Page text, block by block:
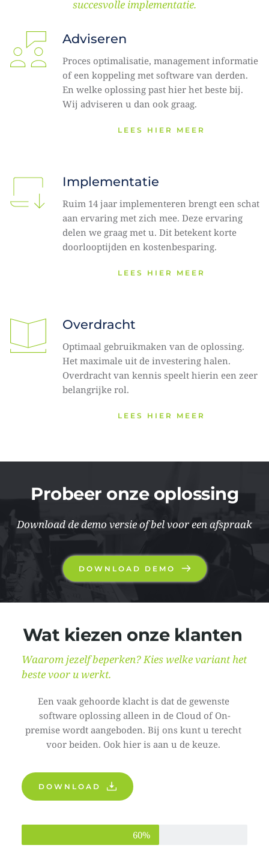
succesvolle implementatie.
Adviseren
Proces optimalisatie, management informatie
of een koppeling met software van derden.
En welke oplossing past hier het beste bij.
Wij adviseren u dan ook graag.
LEES HIER MEER
Implementatie
Ruim 14 jaar implementeren brengt een schat
aan ervaring met zich mee. Deze ervaring
delen we graag met u. Dit betekent korte
doorlooptijden en kostenbesparing.
LEES HIER MEER
Overdracht
Optimaal gebruikmaken van de oplossing.
Het maximale uit de investering halen.
Overdracht van kennis speelt hierin een zeer
belangrijke rol.
LEES HIER MEER
Probeer onze oplossing
Download de demo versie of bel voor een afspraak
DOWNLOAD DEMO
Wat kiezen onze klanten
Waarom jezelf beperken? Kies welke variant het
beste voor u werkt.
Een vaak gehoorde klacht is dat de gewenste
software oplossing alleen in de Cloud of On-
premise wordt aangeboden. Bij ons kunt u terecht
voor beiden. Ook hier is aan u de keuze.
DOWNLOAD
60%